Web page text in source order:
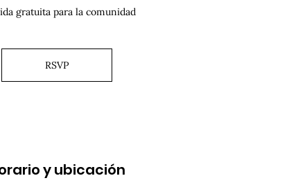
gratuita para la comunidad
RSVP
y ubicación